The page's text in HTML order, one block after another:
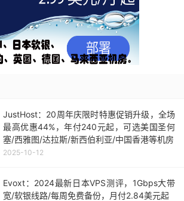
JustHost：20周年庆限时特惠促销升级，全场
最高优惠44%，年付240元起，可选美国圣何
塞/西雅图/达拉斯/新西伯利亚/中国香港等机房
2025-10-12
Evoxt：2024最新日本VPS测评，1Gbps大带
宽/软银线路/每周免费备份，月付2.84美元起